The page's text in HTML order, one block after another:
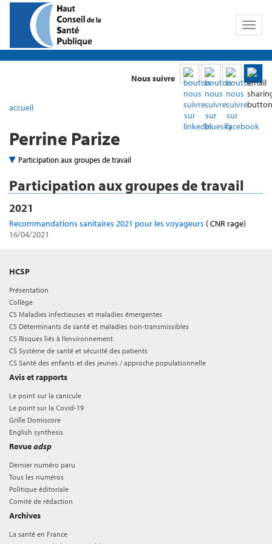
Toggle
Nous suivre
accueil
Perrine Parize
Participation aux groupes de travail
Participation aux groupes de travail
2021
Recommandations sanitaires 2021 pour les voyageurs ( CNR rage)
16/04/2021
HCSP
Présentation
Collège
CS Maladies infectieuses et maladies émergentes
CS Déterminants de santé et maladies non-transmissibles
CS Risques liés à l’environnement
CS Système de santé et sécurité des patients
CS Santé des enfants et des jeunes / approche populationnelle
Avis et rapports
Le point sur la canicule
Le point sur la Covid-19
Grille Domiscore
English synthesis
Revueadsp
Dernier numéro paru
Tous les numéros
Politique éditoriale
Comité de rédaction
Archives
La santé en France